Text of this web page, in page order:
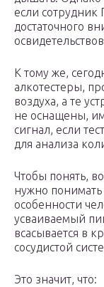
если сотрудник
достаточного
К тому же,
алкотестеры,
воздуха, а те
не оснащены,
сигнал, если
для анализа
Чтобы понять,
нужно
особенности
усваиваемый
всасывается в
сосудистой
Это значит, что: